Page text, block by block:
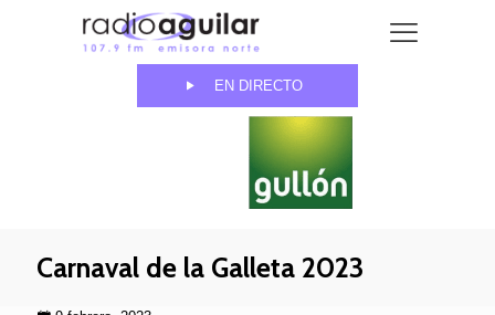
EN DIRECTO
Carnaval de la Galleta 2023